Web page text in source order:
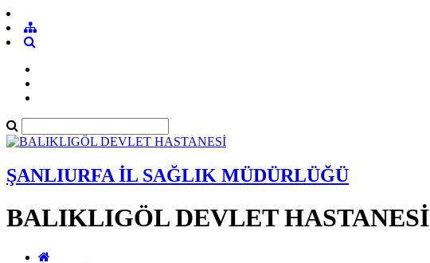
ŞANLIURFA İL SAĞLIK MÜDÜRLÜĞÜ
BALIKLIGÖL DEVLET HASTANESİ